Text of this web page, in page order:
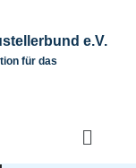
e.V.
für das